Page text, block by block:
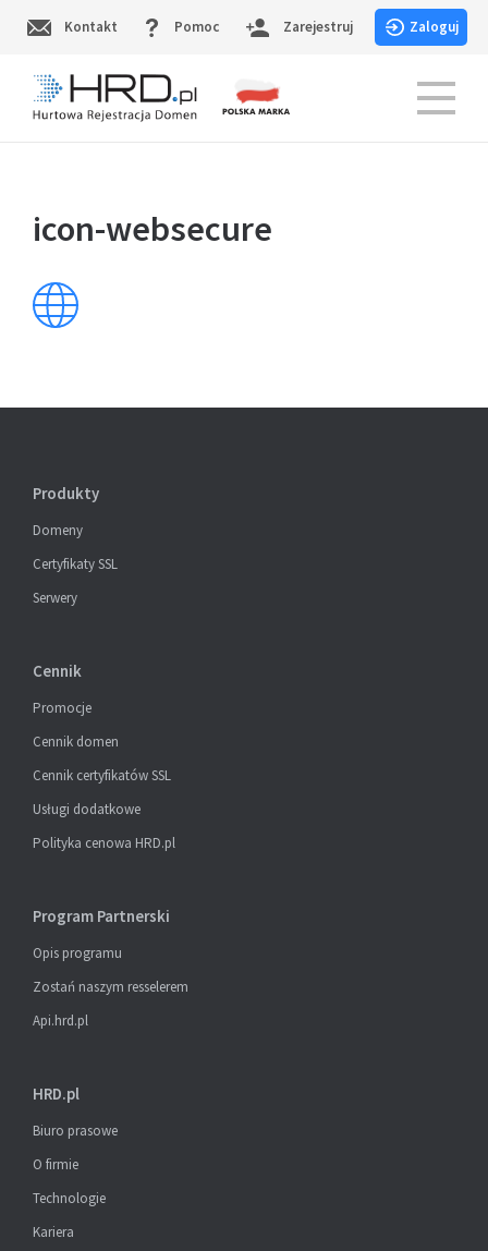
Kontakt Pomoc Zarejestruj Zaloguj
HRD.pl – Hurtowa Rejestracja Domen
icon-websecure
Produkty
Domeny
Certyfikaty SSL
Serwery
Cennik
Promocje
Cennik domen
Cennik certyfikatów SSL
Usługi dodatkowe
Polityka cenowa HRD.pl
Program Partnerski
Opis programu
Zostań naszym resselerem
Api.hrd.pl
HRD.pl
Biuro prasowe
O firmie
Technologie
Kariera